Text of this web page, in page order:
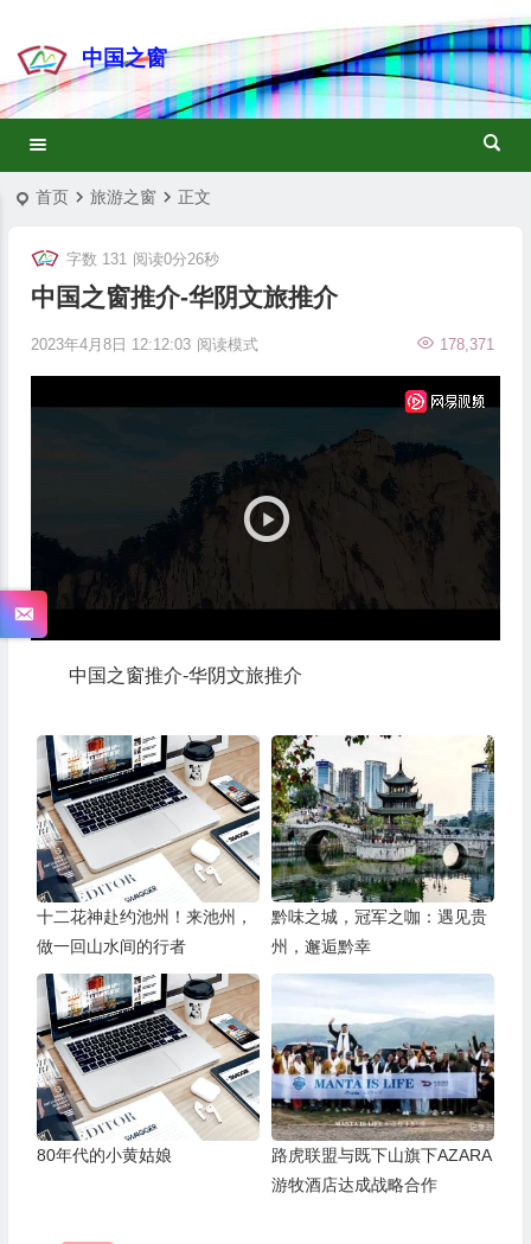
中国之窗
首页 旅游之窗 正文
中国之窗推介-华阴文旅推介
2023年4月8日 12:12:03 178,371
字数 131 阅读0分26秒
阅读模式
器
中国之窗推介-华阴文旅推介
十二花神赴约池州！来池州，
做一回山水间的行者
黔味之城，冠军之咖：遇见贵
州，邂逅黔幸
80年代的小黄姑娘
路虎联盟与既下山旗下AZARA
游牧酒店达成战略合作